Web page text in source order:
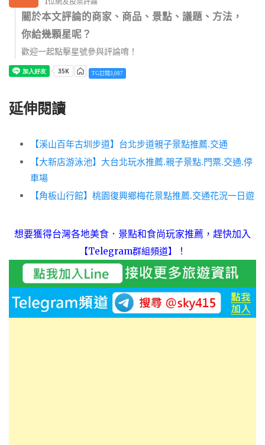
關於本文評論的商家、商品、景點、議題、方法，
你給幾顆星呢？
歡迎一起點擊星號參與評論唷！
TG訂閱3,087
延伸閱讀
【溪山百年古圳步道】台北步道親子景點推薦.交通
【大新店游泳池】大台北玩水推薦.親子景點.門票.交通.停
車場
【角板山行館】桃園復興鄉梅花景點推薦.交通花況一日遊
想要獲得台灣各地美食．景點和食尚玩家推薦，趕快加入
【Telegram群組頻道】 ！